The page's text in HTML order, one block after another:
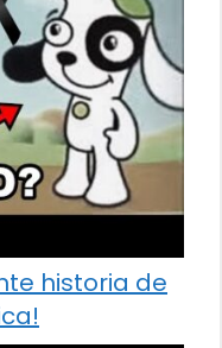
historia de